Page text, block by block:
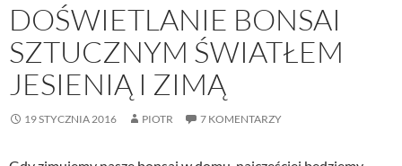
DOŚWIETLANIE BONSAI
SZTUCZNYM ŚWIATŁEM
JESIENIĄ I ZIMĄ
19 STYCZNIA 2016 PIOTR 7 KOMENTARZY